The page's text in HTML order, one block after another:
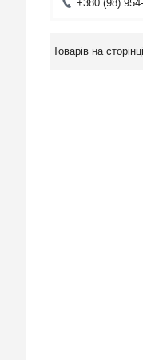
+380 (98)